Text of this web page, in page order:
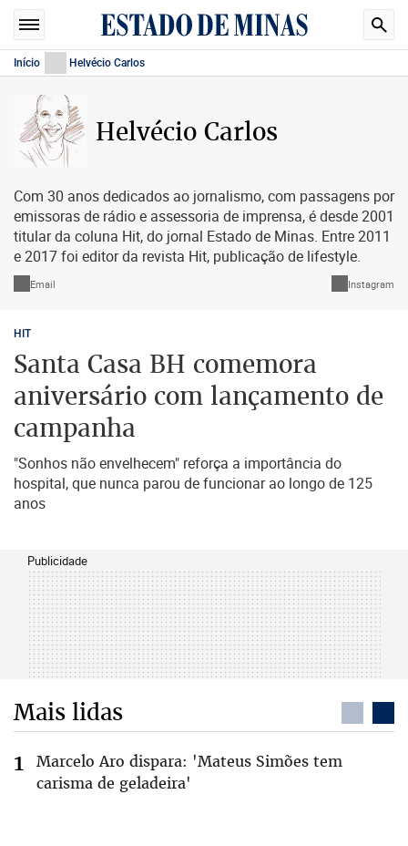
Início Helvécio Carlos
Helvécio Carlos
Com 30 anos dedicados ao jornalismo, com passagens por
emissoras de rádio e assessoria de imprensa, é desde 2001
titular da coluna Hit, do jornal Estado de Minas. Entre 2011
e 2017 foi editor da revista Hit, publicação de lifestyle.
Email Instagram
HIT
Santa Casa BH comemora
aniversário com lançamento de
campanha
"Sonhos não envelhecem" reforça a importância do
hospital, que nunca parou de funcionar ao longo de 125
anos
Publicidade
Mais lidas
Marcelo Aro dispara: 'Mateus Simões tem
carisma de geladeira'